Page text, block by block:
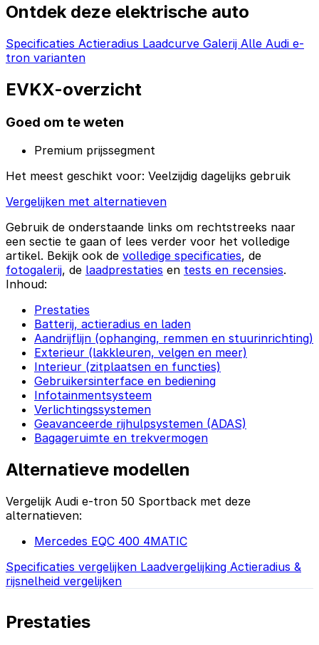
Ontdek deze elektrische auto
Specificaties Actieradius Laadcurve Galerij Alle Audi e-
tron varianten
EVKX-overzicht
Goed om te weten
Premium prijssegment
Het meest geschikt voor: Veelzijdig dagelijks gebruik
Vergelijken met alternatieven
Gebruik de onderstaande links om rechtstreeks naar
een sectie te gaan of lees verder voor het volledige
artikel. Bekijk ook de volledige specificaties, de
fotogalerij, de laadprestaties en tests en recensies.
Inhoud:
Prestaties
Batterij, actieradius en laden
Aandrijflijn (ophanging, remmen en stuurinrichting)
Exterieur (lakkleuren, velgen en meer)
Interieur (zitplaatsen en functies)
Gebruikersinterface en bediening
Infotainmentsysteem
Verlichtingssystemen
Geavanceerde rijhulpsystemen (ADAS)
Bagageruimte en trekvermogen
Alternatieve modellen
Vergelijk Audi e-tron 50 Sportback met deze
alternatieven:
Mercedes EQC 400 4MATIC
Specificaties vergelijken Laadvergelijking Actieradius &
rijsnelheid vergelijken
Prestaties